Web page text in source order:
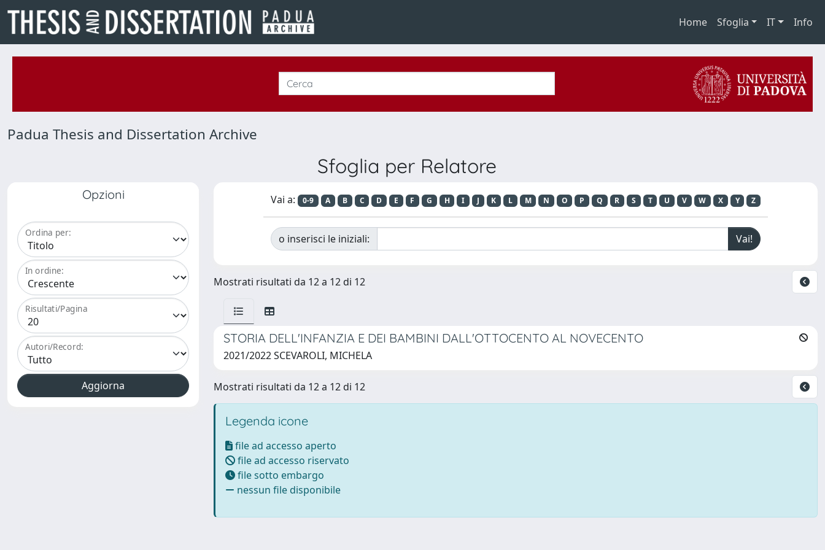
Home Sfoglia IT Info
Padua Thesis and Dissertation Archive
Sfoglia per Relatore
Opzioni
Ordina per:
In ordine:
Risultati/Pagina
Autori/Record:
Vai a: 0-9 A B C D E F G H I J K L M N O P Q R S T U V W X Y Z
o inserisci le iniziali:
Mostrati risultati da 12 a 12 di 12
STORIA DELL'INFANZIA E DEI BAMBINI DALL'OTTOCENTO AL NOVECENTO
2021/2022 SCEVAROLI, MICHELA
Mostrati risultati da 12 a 12 di 12
Legenda icone
file ad accesso aperto
file ad accesso riservato
file sotto embargo
nessun file disponibile